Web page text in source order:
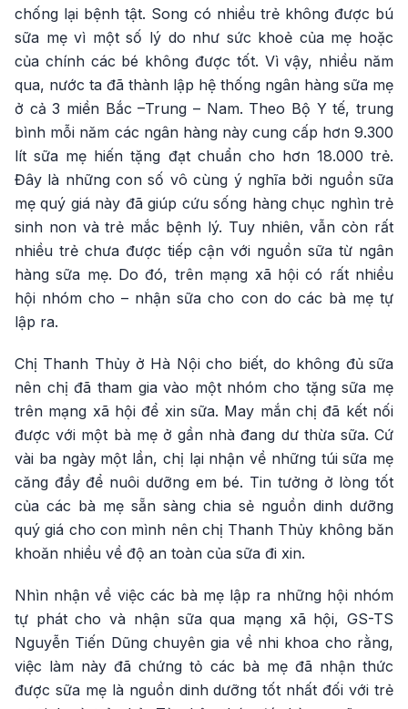
chống lại bệnh tật. Song có nhiều trẻ không được bú
sữa mẹ vì một số lý do như sức khoẻ của mẹ hoặc
của chính các bé không được tốt. Vì vậy, nhiều năm
qua, nước ta đã thành lập hệ thống ngân hàng sữa mẹ
ở cả 3 miền Bắc –Trung – Nam. Theo Bộ Y tế, trung
bình mỗi năm các ngân hàng này cung cấp hơn 9.300
lít sữa mẹ hiến tặng đạt chuẩn cho hơn 18.000 trẻ.
Đây là những con số vô cùng ý nghĩa bởi nguồn sữa
mẹ quý giá này đã giúp cứu sống hàng chục nghìn trẻ
sinh non và trẻ mắc bệnh lý. Tuy nhiên, vẫn còn rất
nhiều trẻ chưa được tiếp cận với nguồn sữa từ ngân
hàng sữa mẹ. Do đó, trên mạng xã hội có rất nhiều
hội nhóm cho – nhận sữa cho con do các bà mẹ tự
lập ra.
Chị Thanh Thủy ở Hà Nội cho biết, do không đủ sữa
nên chị đã tham gia vào một nhóm cho tặng sữa mẹ
trên mạng xã hội để xin sữa. May mắn chị đã kết nối
được với một bà mẹ ở gần nhà đang dư thừa sữa. Cứ
vài ba ngày một lần, chị lại nhận về những túi sữa mẹ
căng đầy để nuôi dưỡng em bé. Tin tưởng ở lòng tốt
của các bà mẹ sẵn sàng chia sẻ nguồn dinh dưỡng
quý giá cho con mình nên chị Thanh Thủy không băn
khoăn nhiều về độ an toàn của sữa đi xin.
Nhìn nhận về việc các bà mẹ lập ra những hội nhóm
tự phát cho và nhận sữa qua mạng xã hội, GS-TS
Nguyễn Tiến Dũng chuyên gia về nhi khoa cho rằng,
việc làm này đã chứng tỏ các bà mẹ đã nhận thức
được sữa mẹ là nguồn dinh dưỡng tốt nhất đối với trẻ